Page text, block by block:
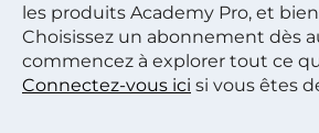
les produits Academy Pro, et
Choisissez un abonnement dès
commencez à explorer tout ce
Connectez-vous ici si vous êtes